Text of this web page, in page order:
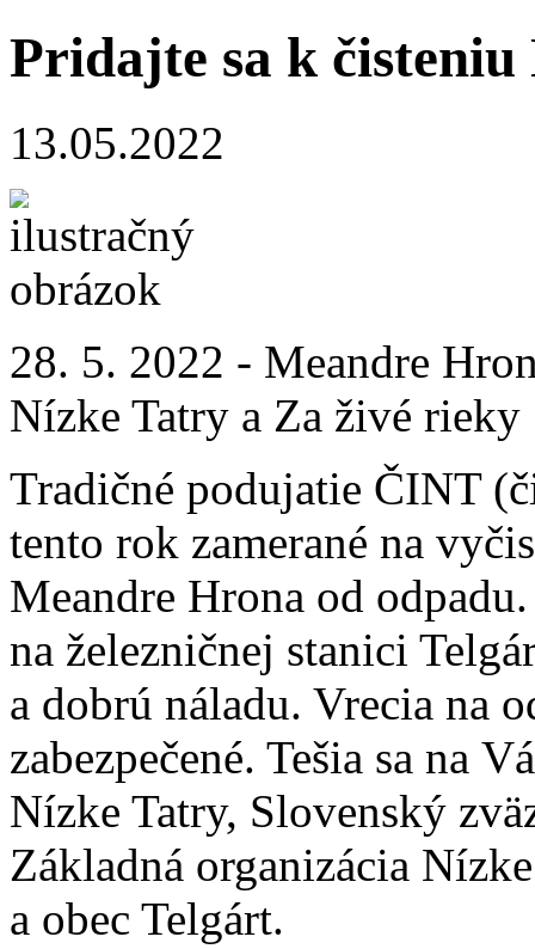
Pridajte sa k
13.05.2022
28. 5. 2022 - Meandre
Nízke Tatry a Za živé rieky
Tradičné podujatie ČINT
tento rok zamerané na
Meandre Hrona od
na železničnej stanici
a dobrú náladu. Vrecia na
zabezpečené. Tešia sa na
Nízke Tatry, Slovenský
Základná organizácia
a obec Telgárt.